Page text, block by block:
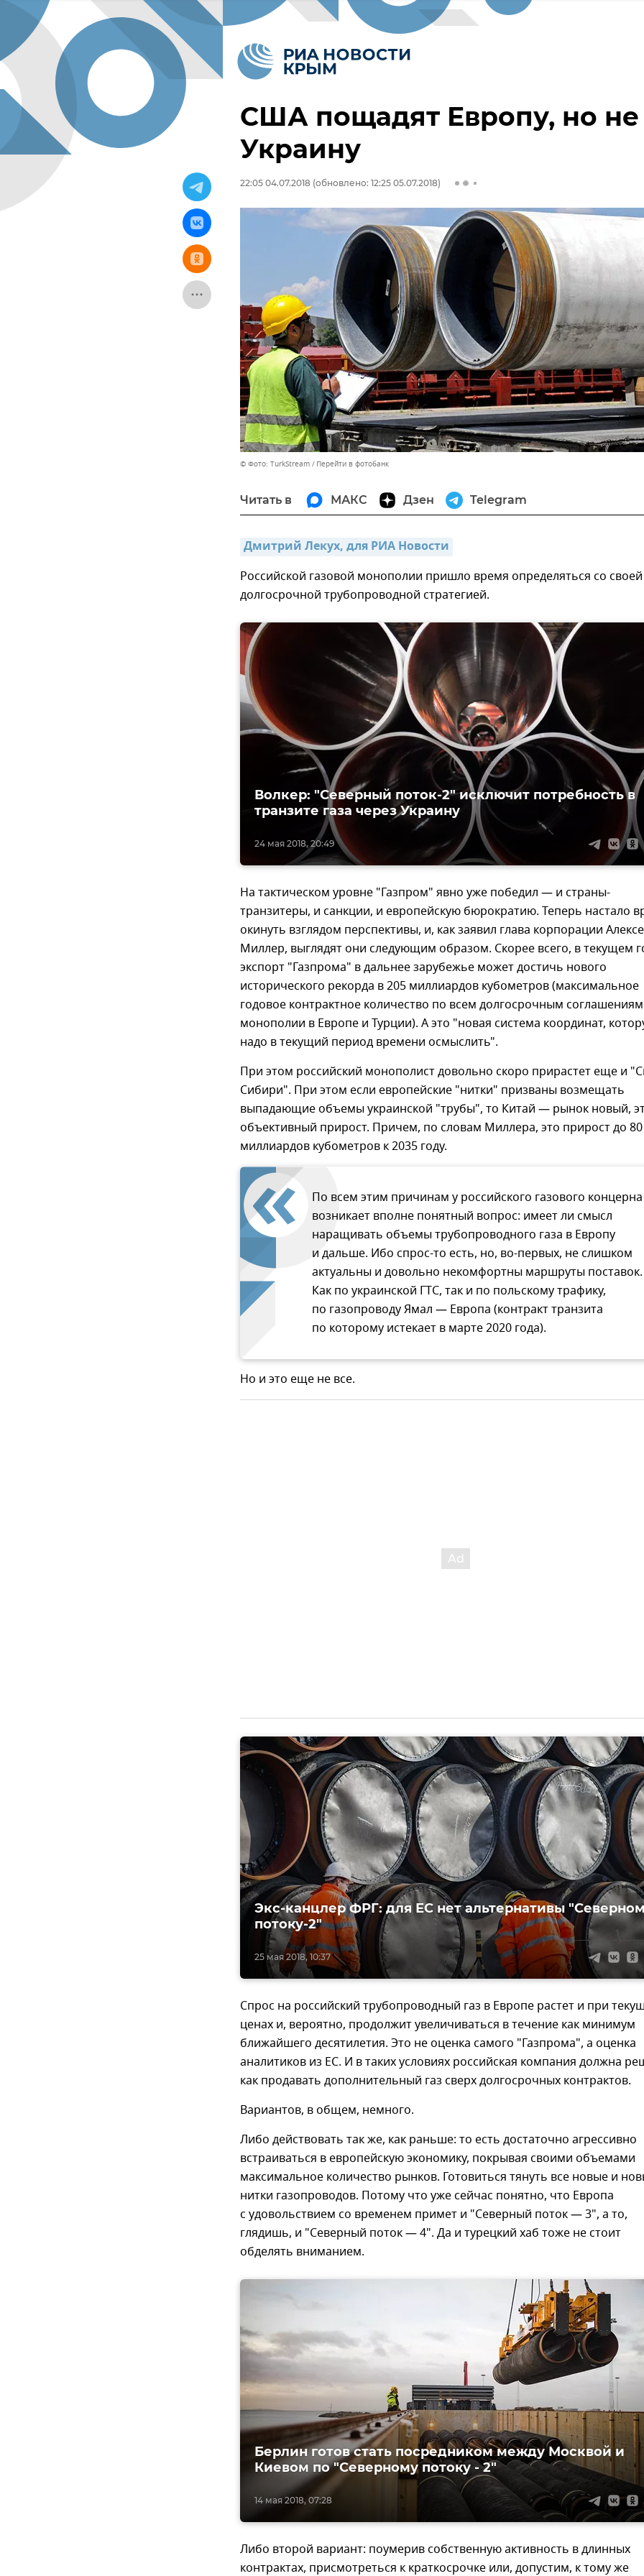
США пощадят Европу, но не
Украину
22:05 04.07.2018 (обновлено: 12:25 05.07.2018)
© Фото: TurkStream Перейти в фотобанк
Читать в МАКС Дзен Telegram
Дмитрий Лекух, для РИА Новости
Российской газовой монополии пришло время определяться со своей
долгосрочной трубопроводной стратегией.
24 мая 2018, 20:49
Волкер: "Северный поток-2" исключит потребность в
транзите газа через Украину
На тактическом уровне "Газпром" явно уже победил — и страны-
транзитеры, и санкции, и европейскую бюрократию. Теперь настало
окинуть взглядом перспективы, и, как заявил глава корпорации
Миллер, выглядят они следующим образом. Скорее всего, в текущем
экспорт "Газпрома" в дальнее зарубежье может достичь нового
исторического рекорда в 205 миллиардов кубометров (максимальное
годовое контрактное количество по всем долгосрочным соглашениям
монополии в Европе и Турции). А это "новая система координат,
надо в текущий период времени осмыслить".
При этом российский монополист довольно скоро прирастет еще и
Сибири". При этом если европейские "нитки" призваны возмещать
выпадающие объемы украинской "трубы", то Китай — рынок новый,
объективный прирост. Причем, по словам Миллера, это прирост до 80
миллиардов кубометров к 2035 году.
По всем этим причинам у российского газового концерна
возникает вполне понятный вопрос: имеет ли смысл
наращивать объемы трубопроводного газа в Европу
и дальше. Ибо спрос-то есть, но, во-первых, не слишком
актуальны и довольно некомфортны маршруты поставок.
Как по украинской ГТС, так и по польскому трафику,
по газопроводу Ямал — Европа (контракт транзита
по которому истекает в марте 2020 года).
Но и это еще не все.
25 мая 2018, 10:37
Экс-канцлер ФРГ: для ЕС нет альтернативы
потоку-2"
Спрос на российский трубопроводный газ в Европе растет и при
ценах и, вероятно, продолжит увеличиваться в течение как минимум
ближайшего десятилетия. Это не оценка самого "Газпрома", а оценка
аналитиков из ЕС. И в таких условиях российская компания должна
как продавать дополнительный газ сверх долгосрочных контрактов.
Вариантов, в общем, немного.
Либо действовать так же, как раньше: то есть достаточно агрессивно
встраиваться в европейскую экономику, покрывая своими объемами
максимальное количество рынков. Готовиться тянуть все новые и
нитки газопроводов. Потому что уже сейчас понятно, что Европа
с удовольствием со временем примет и "Северный поток — 3", а то,
глядишь, и "Северный поток — 4". Да и турецкий хаб тоже не стоит
обделять вниманием.
14 мая 2018, 07:28
Берлин готов стать посредником между Москвой и
Киевом по "Северному потоку - 2"
Либо второй вариант: поумерив собственную активность в длинных
контрактах, присмотреться к краткосрочке или, допустим, к тому же